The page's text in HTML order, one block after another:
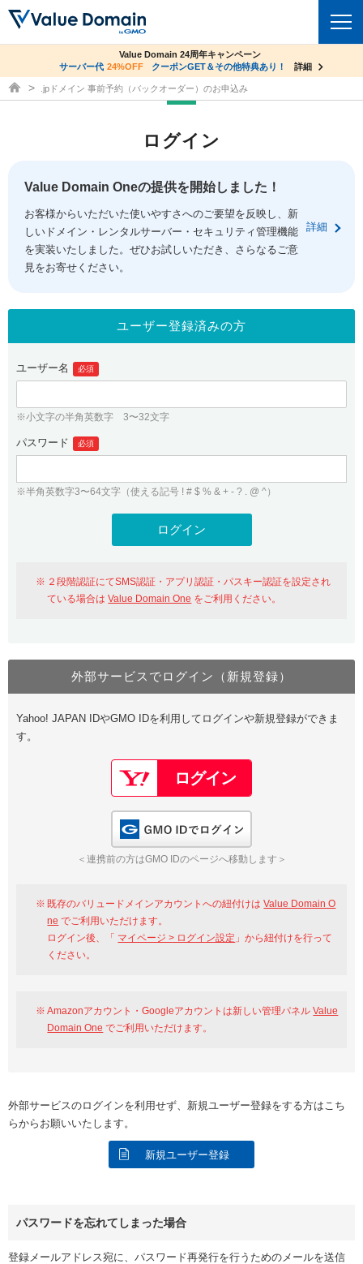
ドメイントップ
ドメイン移管
ドメイン価格一覧
ドメイン一括検索
.jpドメインオークション
gTLDオークション NEW!
.jpドメインバックオーダー
プレミアムドメイン
人気ドメインの種類
WHOIS検索
コアサーバー
バリューサーバー
XREA
セキュリティトップ
Value Domain ネットde診断
SSL証明書
サービストップ
お得意様割引
紹介制度
バリュードメインAPI
ドメイン・ホスティングOEM
facebook
ログイン
従来のバリュードメインをご利用希望の方
Value Domainにログイン
おすすめ One レンタルサーバーを含む最新の機能を使う方
Value Domain Oneにログイン
Google
GMO ID Amazon
※AmazonはValue Domain Oneのログイン画面へ遷移します
ユーザー登録
Value Domain Oneアカウント作成
以下でも登録可能
Google Yahoo!
GMO ID
co.jpドメイン✕コアサーバーV2ビジネス応援キャンペーン
サーバー料金1年間無料
詳細
Value Domain 24周年キャンペーン
サーバー代 24%OFF クーポンGET＆その他特典あり！ 詳細
ドメイン取得ならバリュードメイン
.jpドメイン 事前予約（バックオーダー）のお申込み
ログイン
Value Domain Oneの提供を開始しました！
お客様からいただいた使いやすさへのご要望を反映し、新
しいドメイン・レンタルサーバー・セキュリティ管理機能
を実装いたしました。ぜひお試しいただき、さらなるご意
見をお寄せください。
詳細
ユーザー登録済みの方
ユーザー名 必須
※小文字の半角英数字 3〜32文字
パスワード 必須
※半角英数字3〜64文字（使える記号 ! # $ % & + - ? . @ ^）
２段階認証にてSMS認証・アプリ認証・パスキー認証を設定され
ている場合はValue Domain One をご利用ください。
外部サービスでログイン（新規登録）
Yahoo! JAPAN IDやGMO IDを利用してログインや新規登録ができま
す。
＜連携前の方はGMO IDのページへ移動します＞
既存のバリュードメインアカウントへの紐付けはValue Domain O
ne でご利用いただけます。
ログイン後、「 マイページ > ログイン設定 」から紐付けを行って
ください。
Amazonアカウント・Googleアカウントは新しい管理パネルValue
Domain One でご利用いただけます。
外部サービスのログインを利用せず、新規ユーザー登録をする方はこち
らからお願いいたします。
新規ユーザー登録
パスワードを忘れてしまった場合
登録メールアドレス宛に、パスワード再発行を行うためのメールを送信